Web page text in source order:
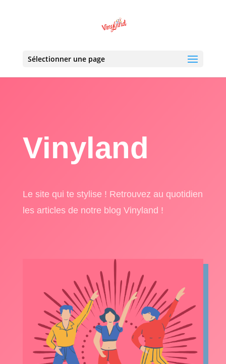
Sélectionner une page
Vinyland
Le site qui te stylise ! Retrouvez au quotidien
les articles de notre blog Vinyland !